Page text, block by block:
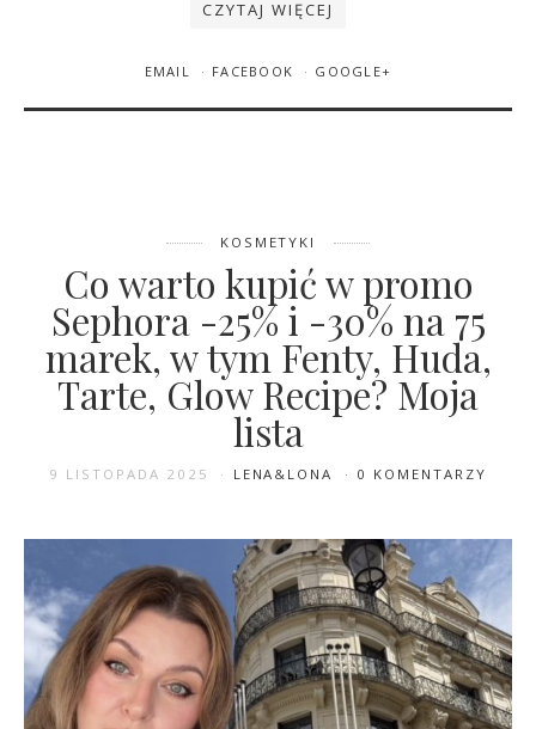
22 GRUDNIA 2025
MILENA PACIORAK [LENA]
0 KOMENTARZY
Najlepsze kosmetyki Eveline
2025. Poznaj naszych
ulubieńców roku
CZYTAJ WIĘCEJ
EMAIL FACEBOOK GOOGLE+
KOSMETYKI
Co warto kupić w promo
Sephora -25% i -30% na 75
marek, w tym Fenty, Huda,
Tarte, Glow Recipe? Moja
lista
9 LISTOPADA 2025 LENA&LONA 0 KOMENTARZY